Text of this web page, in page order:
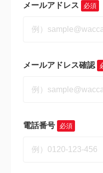
メールアドレス 必須
メールアドレス確認
電話番号 必須